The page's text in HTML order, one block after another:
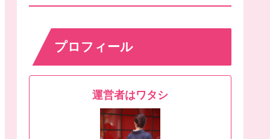
プロフィール
運営者はワタシ